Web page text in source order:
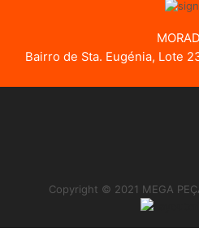
Bairro de Sta. Eugénia, Lote
Copyright © 2021 MEGA